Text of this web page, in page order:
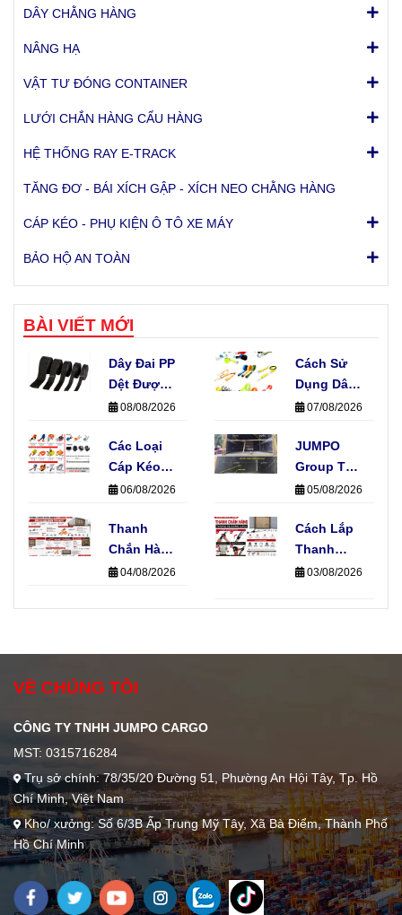
DÂY CHẰNG HÀNG
NÂNG HẠ
VẬT TƯ ĐÓNG CONTAINER
LƯỚI CHẮN HÀNG CẨU HÀNG
HỆ THỐNG RAY E-TRACK
TĂNG ĐƠ - BÁI XÍCH GẬP - XÍCH NEO CHẰNG HÀNG
CÁP KÉO - PHỤ KIỆN Ô TÔ XE MÁY
BẢO HỘ AN TOÀN
BÀI VIẾT MỚI
Dây Đai PP
Dệt Được
Sản Xuất
Nào? Quy
Trình Sản
Xuất Thực
08/08/2026
Cách Sử
Dụng Dây
Khóa Cam
Làm Hỏng
Hàng Hóa
07/08/2026
Các Loại
Cáp Kéo
Xe Phổ
Nay Và
Ứng Dụng
Thực Tế
06/08/2026
JUMPO
Group Thi
Công Hệ
Track Cho
Xe Tải Của
Đơn Vị Vận
05/08/2026
Thanh
Chắn Hàng
Và Dây
Hàng, Nên
Nào?
04/08/2026
Cách Lắp
Thanh
Chắn Hàng
Thuật
Phải Ai
03/08/2026
VỀ CHÚNG TÔI
CÔNG TY TNHH JUMPO CARGO
MST: 0315716284
Trụ sở chính: 78/35/20 Đường 51, Phường An Hội Tây, Tp. Hồ
Chí Minh, Việt Nam
Kho/ xưởng: Số 6/3B Ấp Trung Mỹ Tây, Xã Bà Điểm, Thành Phố
Hồ Chí Minh